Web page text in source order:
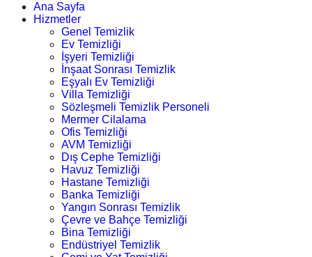
Ana Sayfa
Hizmetler
Genel Temizlik
Ev Temizliği
İşyeri Temizliği
İnşaat Sonrası Temizlik
Eşyalı Ev Temizliği
Villa Temizliği
Sözleşmeli Temizlik Personeli
Mermer Cilalama
Ofis Temizliği
AVM Temizliği
Dış Cephe Temizliği
Havuz Temizliği
Hastane Temizliği
Banka Temizliği
Yangın Sonrası Temizlik
Çevre ve Bahçe Temizliği
Bina Temizliği
Endüstriyel Temizlik